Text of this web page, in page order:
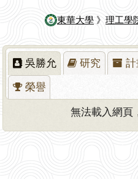
東華大學 》 理工學
吳勝允 研究 計
榮譽
無法載入網頁